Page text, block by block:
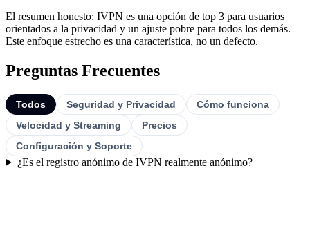
El resumen honesto: IVPN es una opción de top 3 para usuarios
orientados a la privacidad y un ajuste pobre para todos los demás.
Este enfoque estrecho es una característica, no un defecto.
Preguntas Frecuentes
Todos Seguridad y Privacidad
Cómo funciona
Velocidad y Streaming
Precios
Configuración y Soporte
¿Es el registro anónimo de IVPN realmente anónimo?